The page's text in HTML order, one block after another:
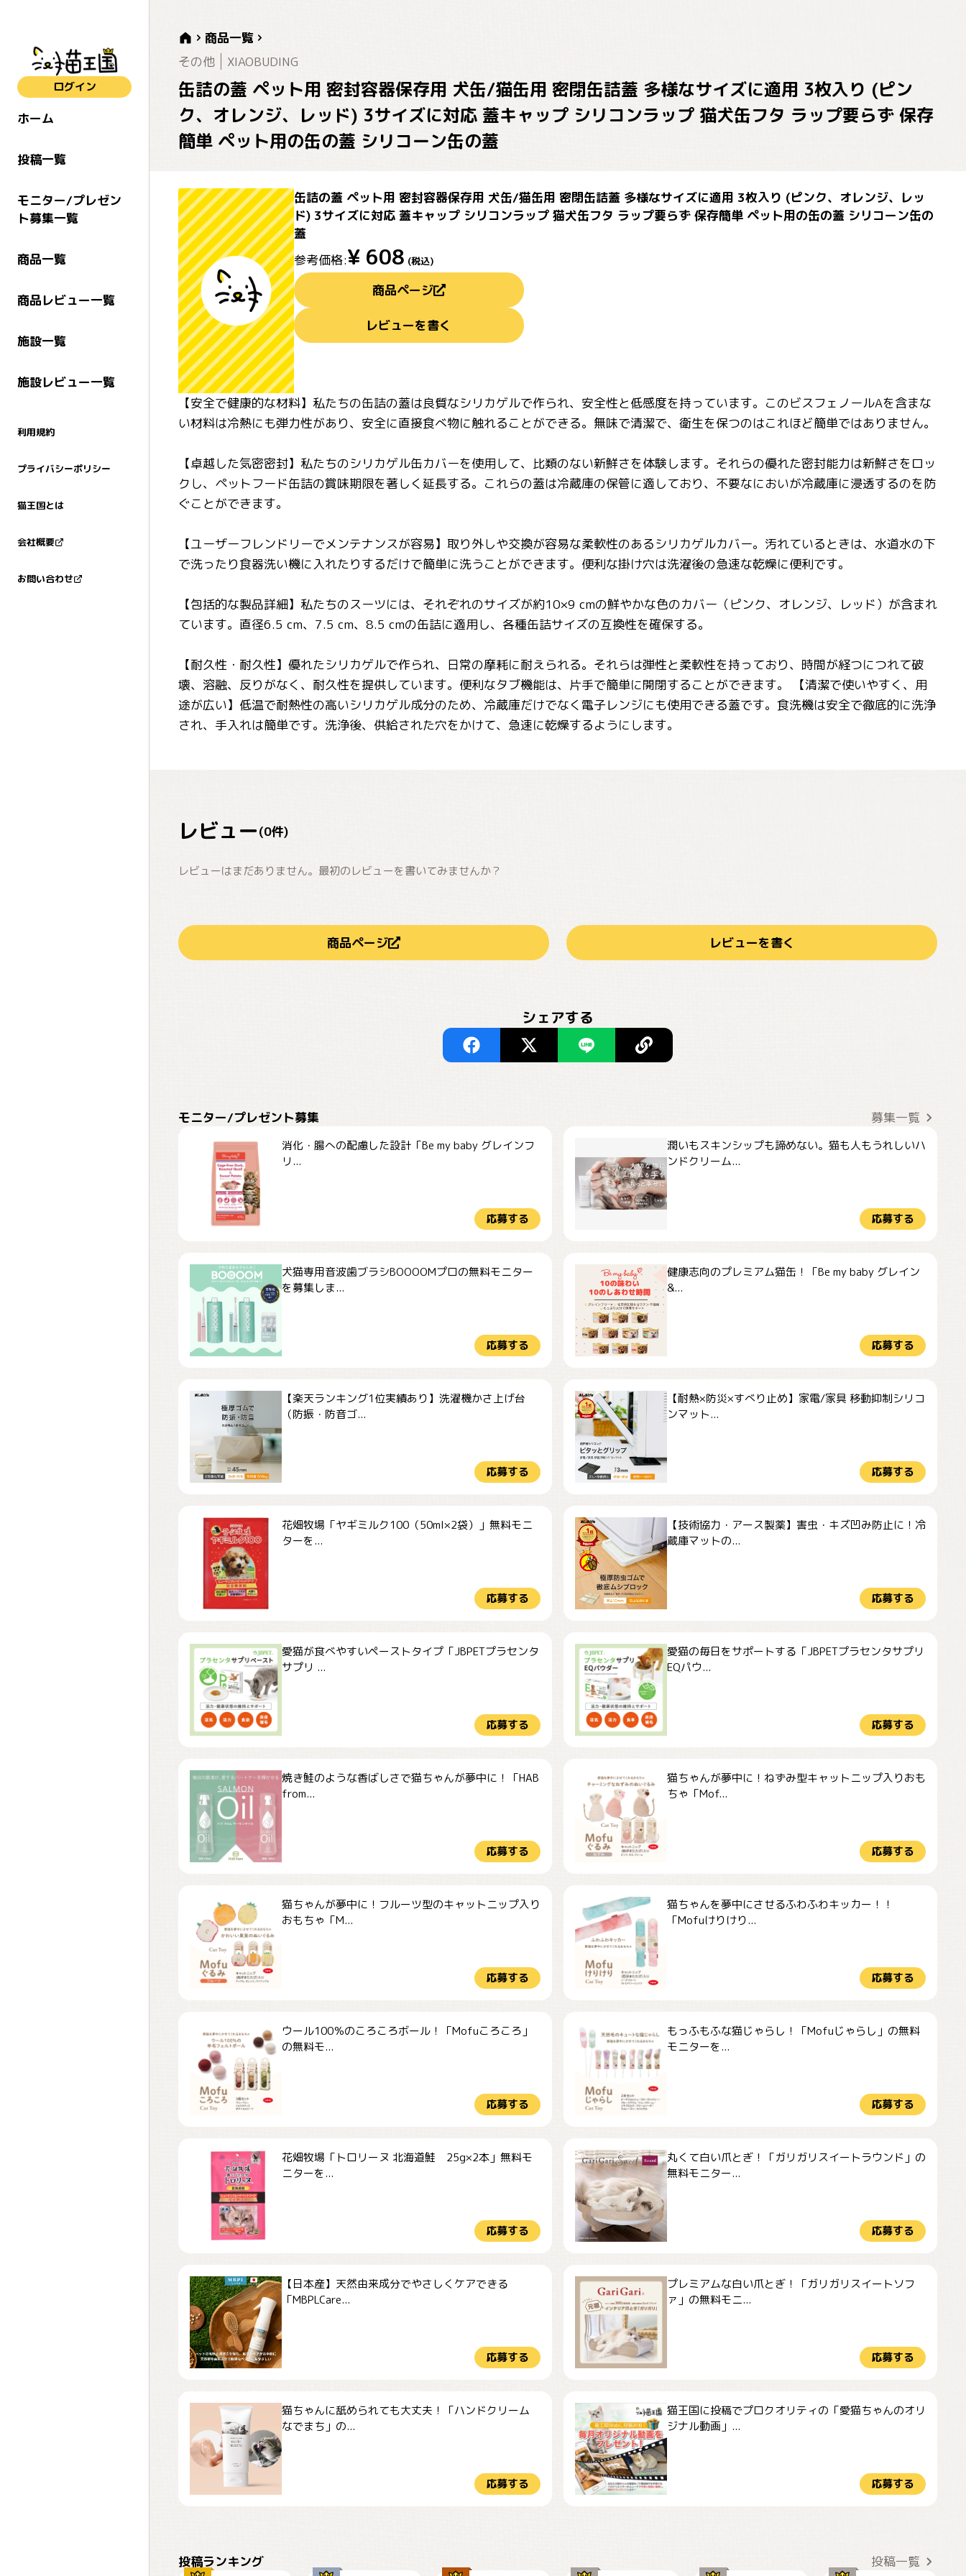
ログイン
ホーム
投稿一覧
モニター/プレゼン
ト募集一覧
商品一覧
商品レビュー一覧
施設一覧
施設レビュー一覧
利用規約
プライバシーポリシー
猫王国とは
会社概要
お問い合わせ
商品一覧
その他
XIAOBUDING
缶詰の蓋 ペット用 密封容器保存用 犬缶/猫缶用 密閉缶詰蓋 多様なサイズに適用 3枚入り (ピン
ク、オレンジ、レッド) 3サイズに対応 蓋キャップ シリコンラップ 猫犬缶フタ ラップ要らず 保存
簡単 ペット用の缶の蓋 シリコーン缶の蓋
缶詰の蓋 ペット用 密封容器保存用 犬缶/猫缶用 密閉缶詰蓋 多様なサイズに適用 3枚入り (ピンク、オレンジ、レッ
ド) 3サイズに対応 蓋キャップ シリコンラップ 猫犬缶フタ ラップ要らず 保存簡単 ペット用の缶の蓋 シリコーン缶の
蓋
参考価格:¥ 608 (税込)
商品ページ
レビューを書く
【安全で健康的な材料】私たちの缶詰の蓋は良質なシリカゲルで作られ、安全性と低感度を持っています。このビスフェノールAを含まな
い材料は冷熱にも弾力性があり、安全に直接食べ物に触れることができる。無味で清潔で、衛生を保つのはこれほど簡単ではありません。
【卓越した気密密封】私たちのシリカゲル缶カバーを使用して、比類のない新鮮さを体験します。それらの優れた密封能力は新鮮さをロッ
クし、ペットフード缶詰の賞味期限を著しく延長する。これらの蓋は冷蔵庫の保管に適しており、不要なにおいが冷蔵庫に浸透するのを防
ぐことができます。
【ユーザーフレンドリーでメンテナンスが容易】取り外しや交換が容易な柔軟性のあるシリカゲルカバー。汚れているときは、水道水の下
で洗ったり食器洗い機に入れたりするだけで簡単に洗うことができます。便利な掛け穴は洗濯後の急速な乾燥に便利です。
【包括的な製品詳細】私たちのスーツには、それぞれのサイズが約10×9 cmの鮮やかな色のカバー（ピンク、オレンジ、レッド）が含まれ
ています。直径6.5 cm、7.5 cm、8.5 cmの缶詰に適用し、各種缶詰サイズの互換性を確保する。
【耐久性・耐久性】優れたシリカゲルで作られ、日常の摩耗に耐えられる。それらは弾性と柔軟性を持っており、時間が経つにつれて破
壊、溶融、反りがなく、耐久性を提供しています。便利なタブ機能は、片手で簡単に開閉することができます。 【清潔で使いやすく、用
途が広い】低温で耐熱性の高いシリカゲル成分のため、冷蔵庫だけでなく電子レンジにも使用できる蓋です。食洗機は安全で徹底的に洗浄
され、手入れは簡単です。洗浄後、供給された穴をかけて、急速に乾燥するようにします。
レビュー(0件)
レビューはまだありません。最初のレビューを書いてみませんか？
商品ページ レビューを書く
シェアする
モニター/プレゼント募集 募集一覧
消化・腸への配慮した設計「Be my baby グレインフ
リ...
応募する
潤いもスキンシップも諦めない。猫も人もうれしいハ
ンドクリーム...
応募する
犬猫専用音波歯ブラシBOOOOMプロの無料モニター
を募集しま...
応募する
健康志向のプレミアム猫缶！「Be my baby グレイン
&...
応募する
【楽天ランキング1位実績あり】洗濯機かさ上げ台
（防振・防音ゴ...
応募する
【耐熱×防災×すべり止め】家電/家具 移動抑制シリコ
ンマット...
応募する
花畑牧場「ヤギミルク100（50ml×2袋）」無料モニ
ターを...
応募する
【技術協力・アース製薬】害虫・キズ凹み防止に！冷
蔵庫マットの...
応募する
愛猫が食べやすいペーストタイプ「JBPETプラセンタ
サプリ ...
応募する
愛猫の毎日をサポートする「JBPETプラセンタサプリ
EQパウ...
応募する
焼き鮭のような香ばしさで猫ちゃんが夢中に！「HAB
from...
応募する
猫ちゃんが夢中に！ねずみ型キャットニップ入りおも
ちゃ「Mof...
応募する
猫ちゃんが夢中に！フルーツ型のキャットニップ入り
おもちゃ「M...
応募する
猫ちゃんを夢中にさせるふわふわキッカー！！
「Mofuけりけり...
応募する
ウール100％のころころボール！「Mofuころころ」
の無料モ...
応募する
もっふもふな猫じゃらし！「Mofuじゃらし」の無料
モニターを...
応募する
花畑牧場「トロリーヌ 北海道鮭 25g×2本」無料モ
ニターを...
応募する
丸くて白い爪とぎ！「ガリガリスイートラウンド」の
無料モニター...
応募する
【日本産】天然由来成分でやさしくケアできる
「MBPLCare...
応募する
プレミアムな白い爪とぎ！「ガリガリスイートソフ
ァ」の無料モニ...
応募する
猫ちゃんに舐められても大丈夫！「ハンドクリーム
なでまち」の...
応募する
猫王国に投稿でプロクオリティの「愛猫ちゃんのオリ
ジナル動画」...
応募する
投稿ランキング 投稿一覧